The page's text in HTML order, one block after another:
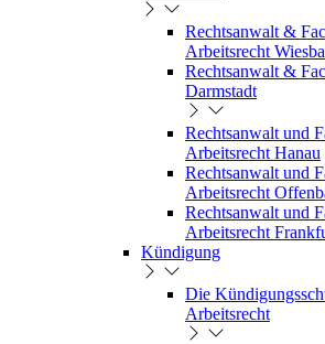
Rechtsanwalt &
Arbeitsrecht
Rechtsanwalt &
Darmstadt
Rechtsanwalt und
Arbeitsrecht Hanau
Rechtsanwalt und
Arbeitsrecht
Rechtsanwalt und
Arbeitsrecht
Kündigung
Die
Arbeitsrecht